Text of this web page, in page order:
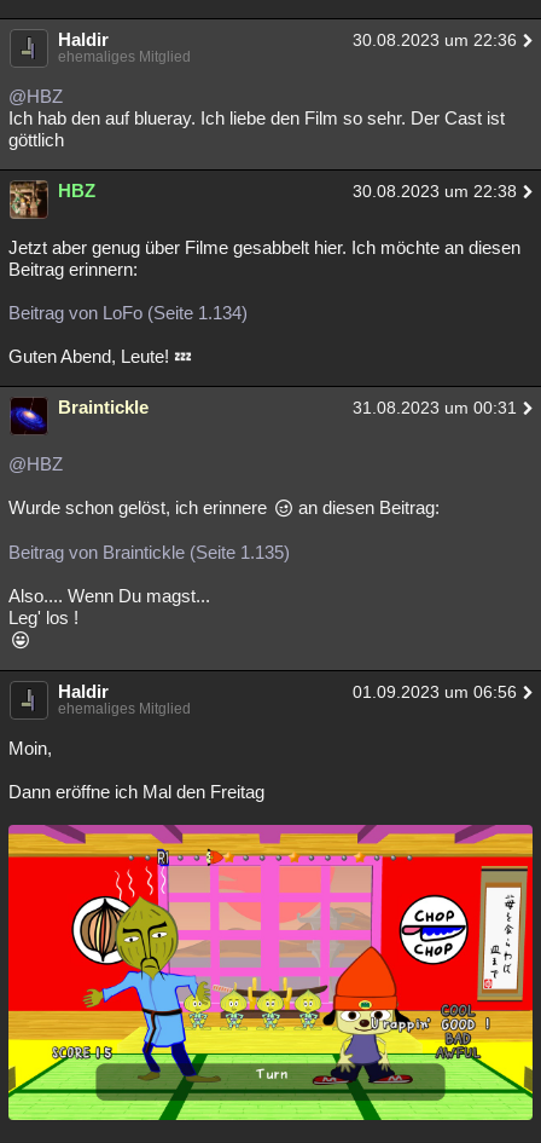
Haldir 30.08.2023 um 22:36
ehemaliges Mitglied
@HBZ
Ich hab den auf blueray. Ich liebe den Film so sehr. Der Cast ist
göttlich
HBZ 30.08.2023 um 22:38
Jetzt aber genug über Filme gesabbelt hier. Ich möchte an diesen
Beitrag erinnern:
Beitrag von LoFo (Seite 1.134)
Guten Abend, Leute! 💤
Braintickle 31.08.2023 um 00:31
@HBZ
Wurde schon gelöst, ich erinnere an diesen Beitrag:
Beitrag von Braintickle (Seite 1.135)
Also.... Wenn Du magst...
Leg' los !
Haldir 01.09.2023 um 06:56
ehemaliges Mitglied
Moin,
Dann eröffne ich Mal den Freitag